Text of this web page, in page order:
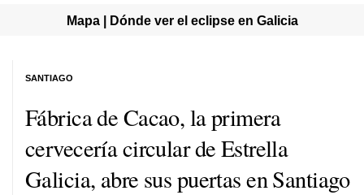
Mapa | Dónde ver el eclipse en Galicia
Fábrica de Cacao, la primera
cervecería circular de Estrella
Galicia, abre sus puertas en Santiago
SANTIAGO